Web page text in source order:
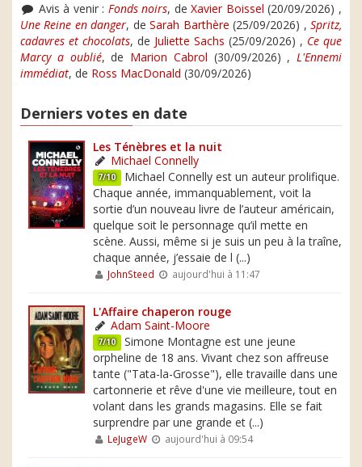
Avis à venir : Fonds noirs, deXavier Boissel (20/09/2026) ,
Une Reine en danger, deSarah Barthère (25/09/2026) ,Spritz,
cadavres et chocolats, de Juliette Sachs (25/09/2026) , Ce que
Marcy a oublié, de Marion Cabrol (30/09/2026) , L'Ennemi
immédiat, de Ross MacDonald (30/09/2026)
Derniers votes en date
Les Ténèbres et la nuit
Michael Connelly
7/10 Michael Connelly est un auteur prolifique.
Chaque année, immanquablement, voit la
sortie d’un nouveau livre de l’auteur américain,
quelque soit le personnage qu’il mette en
scène. Aussi, même si je suis un peu à la traîne,
chaque année, j’essaie de l (...)
JohnSteed aujourd'hui à 11:47
L'Affaire chaperon rouge
Adam Saint-Moore
7/10 Simone Montagne est une jeune
orpheline de 18 ans. Vivant chez son affreuse
tante ("Tata-la-Grosse"), elle travaille dans une
cartonnerie et rêve d'une vie meilleure, tout en
volant dans les grands magasins. Elle se fait
surprendre par une grande et (...)
LeJugeW aujourd'hui à 09:54